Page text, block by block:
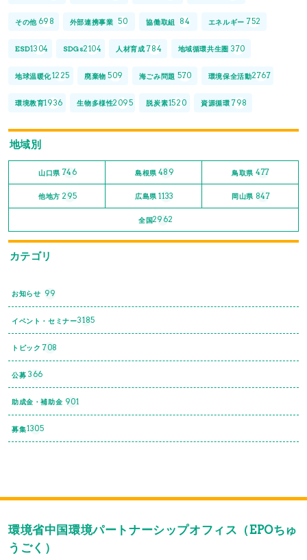
その他 698 外部連携事業 50 協働取組 84 エネルギー 752
ESD1304 SDGs2104 人材育成 784 地域循環共生圏 370
地球温暖化1225 廃棄物 509 海ごみ問題 570 環境保全活動2767
環境教育1936 生物多様性2095 脱炭素1520 資源循環 798
地域別
山口県 746 島根県 489 鳥取県 477
他地方 295 広島県 1133 岡山県 847
全国2962
カテゴリ
お知らせ 99
イベント・セミナー3185
トピック 708
公募 366
助成金・補助金 901
募集1305
環境省中国環境パートナーシップオフィス（EPOちゅ
うごく）